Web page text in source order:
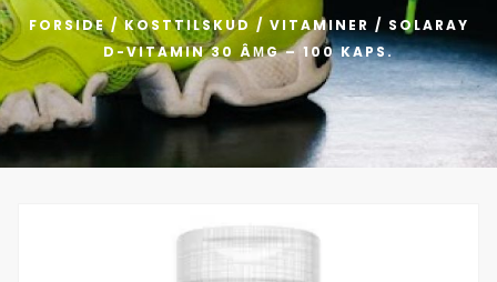
FORSIDE/KOSTTILSKUD / VITAMINER / SOLARAY
D-VITAMIN 30 ÂΜG – 100 KAPS.